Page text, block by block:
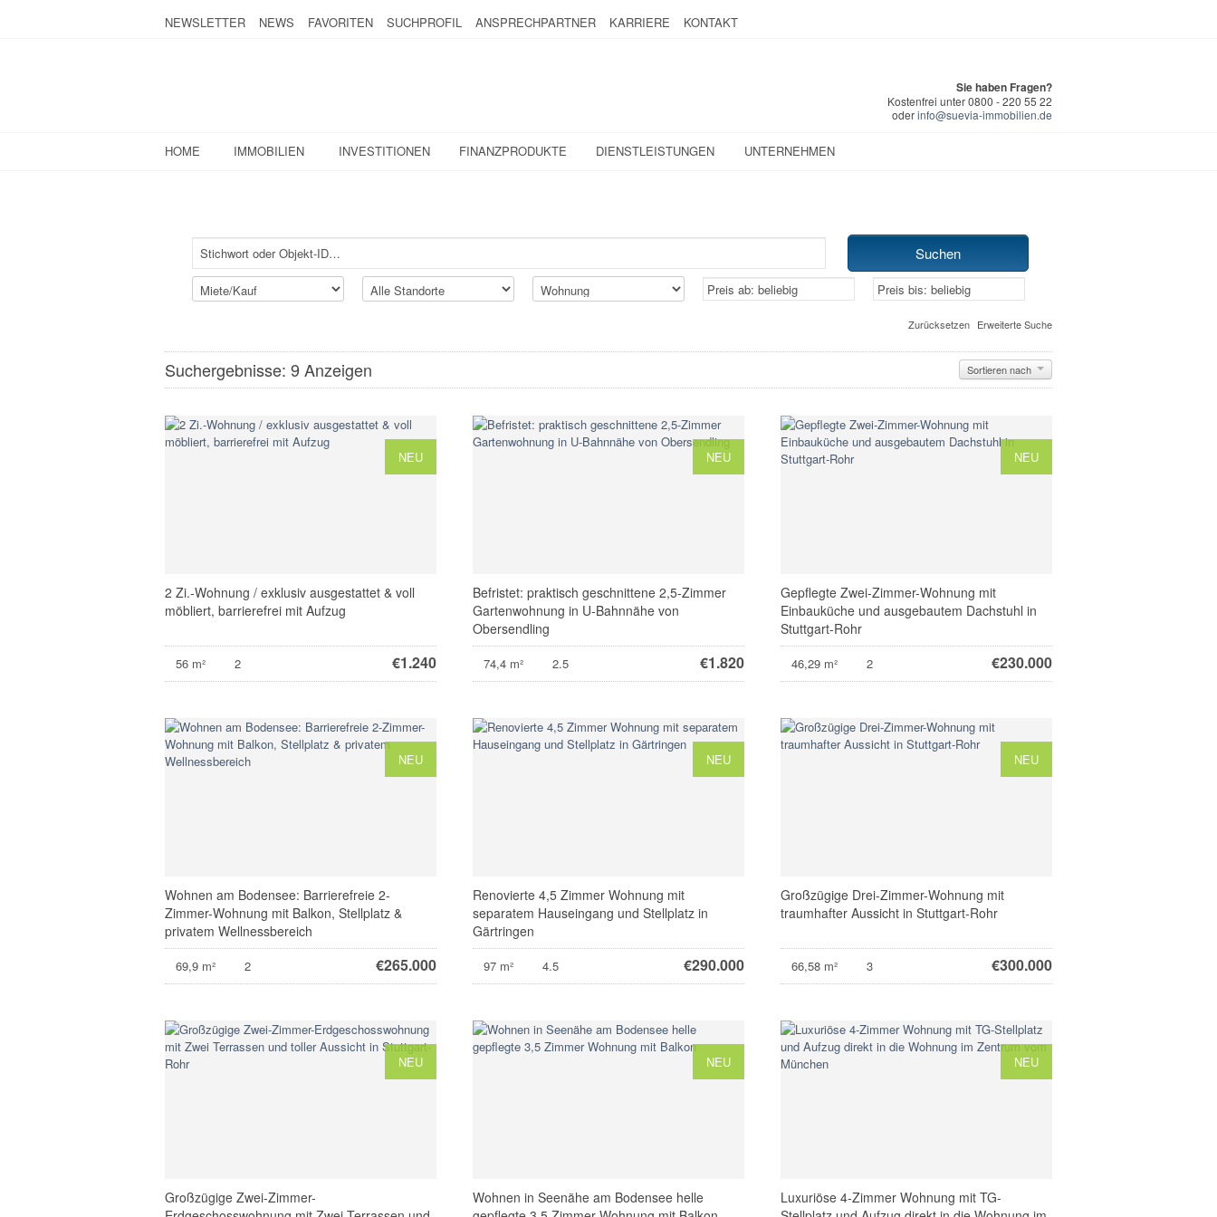
NEWSLETTER NEWS FAVORITEN SUCHPROFIL ANSPRECHPARTNER KARRIERE KONTAKT
Sie haben Fragen?
Kostenfrei unter 0800 - 220 55 22
oderinfo@suevia-immobilien.de
HOME IMMOBILIEN INVESTITIONEN FINANZPRODUKTE DIENSTLEISTUNGEN UNTERNEHMEN
Zurücksetzen Erweiterte Suche
Suchergebnisse: 9 Anzeigen Sortieren nach
NEU
2 Zi.-Wohnung / exklusiv ausgestattet & voll
möbliert, barrierefrei mit Aufzug
56 m² 2 €1.240
NEU
Befristet: praktisch geschnittene 2,5-Zimmer
Gartenwohnung in U-Bahnnähe von
Obersendling
74,4 m² 2.5 €1.820
NEU
Gepflegte Zwei-Zimmer-Wohnung mit
Einbauküche und ausgebautem Dachstuhl in
Stuttgart-Rohr
46,29 m² 2 €230.000
NEU
Wohnen am Bodensee: Barrierefreie 2-
Zimmer-Wohnung mit Balkon, Stellplatz &
privatem Wellnessbereich
69,9 m² 2 €265.000
NEU
Renovierte 4,5 Zimmer Wohnung mit
separatem Hauseingang und Stellplatz in
Gärtringen
97 m² 4.5 €290.000
NEU
Großzügige Drei-Zimmer-Wohnung mit
traumhafter Aussicht in Stuttgart-Rohr
66,58 m² 3 €300.000
NEU
Großzügige Zwei-Zimmer-
NEU
Wohnen in Seenähe am Bodensee helle
NEU
Luxuriöse 4-Zimmer Wohnung mit TG-